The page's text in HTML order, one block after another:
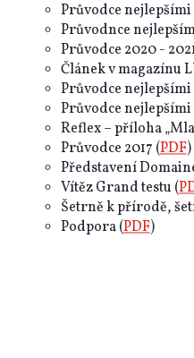
Průvodce nejlepšími
Průvodnce
Průvodce 2020 -
Článek v magazínu
Průvodce nejlepšími
Průvodce nejlepšími
Reflex – příloha
Průvodce 2017 (PDF)
Představení
Vítěz Grand testu (
Šetrně k přírodě,
Podpora (PDF)